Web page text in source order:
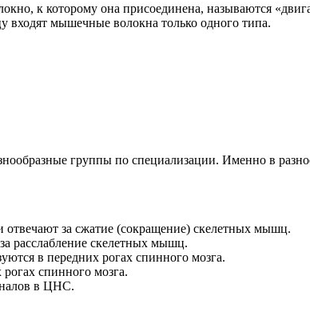
к которому она присоединена, называются
мышечные волокна только одного типа.
группы по специализации. Именно в
за сжатие (сокращение) скелетных мышц.
расслабление скелетных мышц.
в передних рогах спинного мозга.
спинного мозга.
в ЦНС.